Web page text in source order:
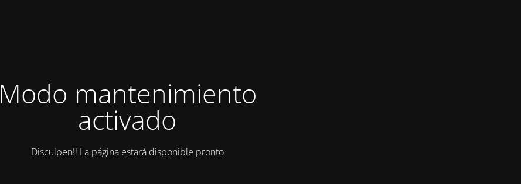
Modo mantenimiento
activado
Disculpen!! La página estará disponible pronto